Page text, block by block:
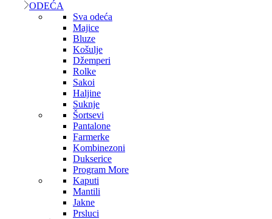
ODEĆA
Sva odeća
Majice
Bluze
Košulje
Džemperi
Rolke
Sakoi
Haljine
Suknje
Šortsevi
Pantalone
Farmerke
Kombinezoni
Dukserice
Program More
Kaputi
Mantili
Jakne
Prsluci